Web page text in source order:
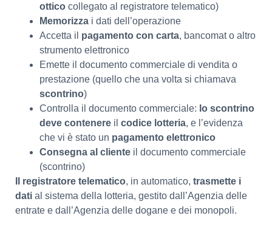
ottico collegato al registratore telematico)
Memorizza i dati dell’operazione
Accetta il pagamento con carta, bancomat o altro
strumento elettronico
Emette il documento commerciale di vendita o
prestazione (quello che una volta si chiamava
scontrino)
Controlla il documento commerciale: lo scontrino
deve contenere il codice lotteria, e l’evidenza
che vi è stato un pagamento elettronico
Consegna al cliente il documento commerciale
(scontrino)
Il registratore telematico, in automatico, trasmette i
dati al sistema della lotteria, gestito dall’Agenzia delle
entrate e dall’Agenzia delle dogane e dei monopoli.